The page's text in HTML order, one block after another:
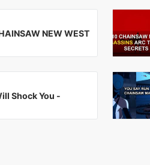
NEW WEST
Shock You -